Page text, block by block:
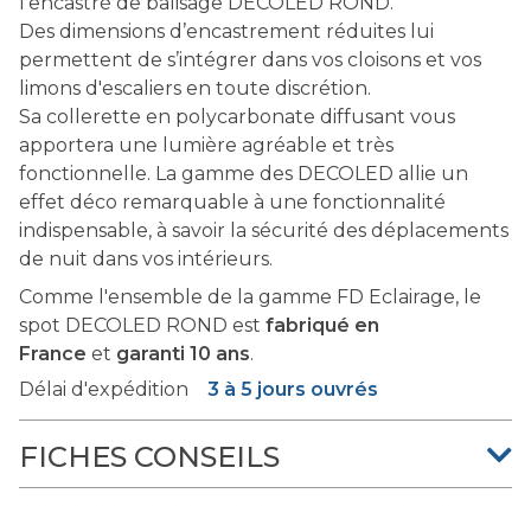
Des dimensions d’encastrement réduites lui
permettent de s’intégrer dans vos cloisons et vos
limons d'escaliers en toute discrétion.
Sa collerette en polycarbonate diffusant vous
apportera une lumière agréable et très
fonctionnelle. La gamme des DECOLED allie un
effet déco remarquable à une fonctionnalité
indispensable, à savoir la sécurité des déplacements
de nuit dans vos intérieurs.
Comme l'ensemble de la gamme FD Eclairage, le
spot DECOLED ROND est fabriqué en
France et garanti 10 ans.
Délai d'expédition
3 à 5 jours ouvrés
FICHES CONSEILS